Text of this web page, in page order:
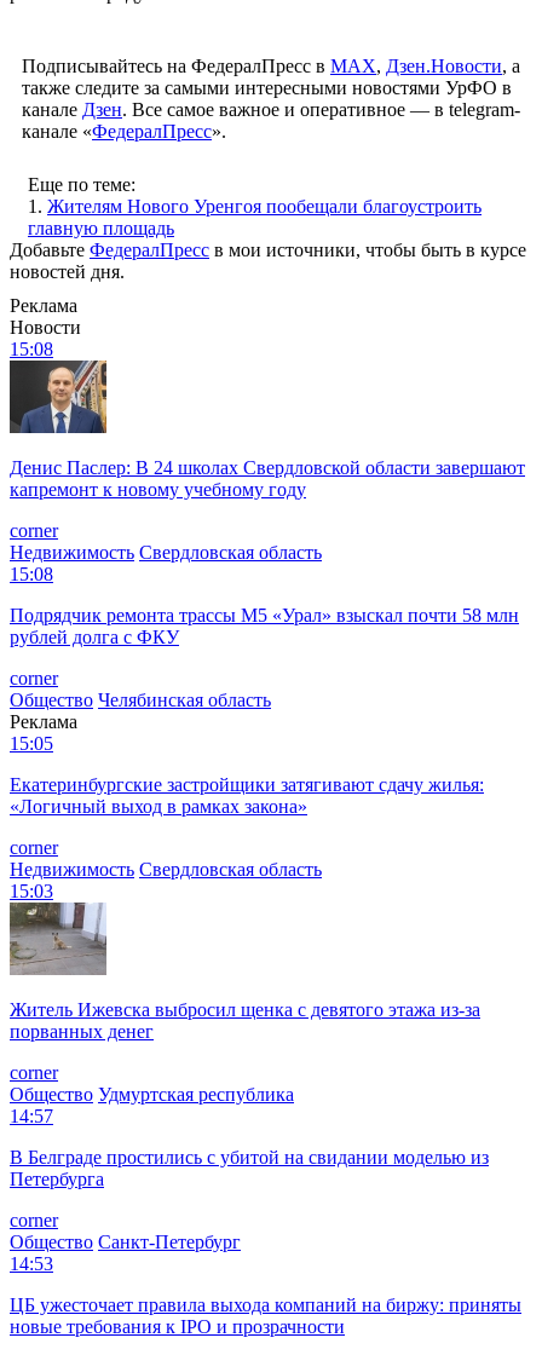
Подписывайтесь на ФедералПресс в МАХ, Дзен.Новости, а
также следите за самыми интересными новостями УрФО в
канале Дзен. Все самое важное и оперативное — в telegram-
канале «ФедералПресс».
Еще по теме:
1. Жителям Нового Уренгоя пообещали благоустроить
главную площадь
Добавьте ФедералПресс в мои источники, чтобы быть в курсе
новостей дня.
Реклама
Новости
15:08
Денис Паслер: В 24 школах Свердловской области завершают
капремонт к новому учебному году
corner
Недвижимость Свердловская область
15:08
Подрядчик ремонта трассы М5 «Урал» взыскал почти 58 млн
рублей долга с ФКУ
corner
Общество Челябинская область
Реклама
15:05
Екатеринбургские застройщики затягивают сдачу жилья:
«Логичный выход в рамках закона»
corner
Недвижимость Свердловская область
15:03
Житель Ижевска выбросил щенка с девятого этажа из-за
порванных денег
corner
Общество Удмуртская республика
14:57
В Белграде простились с убитой на свидании моделью из
Петербурга
corner
Общество Санкт-Петербург
14:53
ЦБ ужесточает правила выхода компаний на биржу: приняты
новые требования к IPO и прозрачности